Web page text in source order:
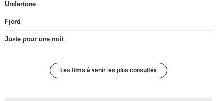
Undertone
Fjord
Juste pour une nuit
Les films à venir les plus consultés